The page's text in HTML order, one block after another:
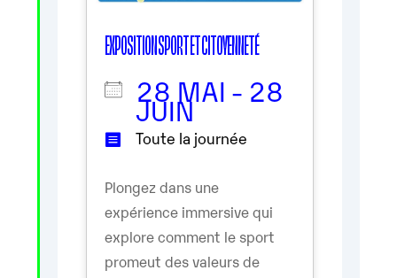
EXPOSITION SPORT ET CITOYENNETÉ
28 MAI - 28
JUIN
Toute la journée
Plongez dans une
expérience immersive qui
explore comment le sport
promeut des valeurs de